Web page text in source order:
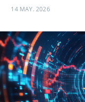
14 MAY. 2026